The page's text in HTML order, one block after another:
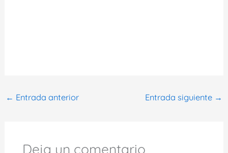
← Entrada anterior Entrada siguiente →
Deja un comentario